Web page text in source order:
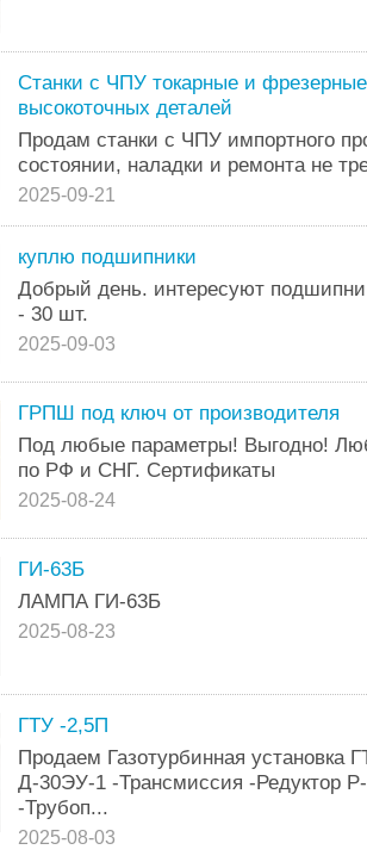
Станки с ЧПУ токарные и
высокоточных деталей
Продам станки с ЧПУ импортного
состоянии, наладки и ремонта не
2025-09-21
куплю подшипники
Добрый день. интересуют
- 30 шт.
2025-09-03
ГРПШ под ключ от производителя
Под любые параметры! Выгодно!
по РФ и СНГ. Сертификаты
2025-08-24
ГИ-63Б
ЛАМПА ГИ-63Б
2025-08-23
ГТУ -2,5П
Продаем Газотурбинная установка
Д-30ЭУ-1 -Трансмиссия -Редуктор
-Трубоп...
2025-08-03